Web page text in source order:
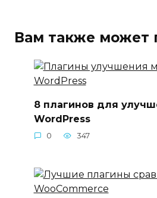
Вам также может
8 плагинов для
WordPress
0 347